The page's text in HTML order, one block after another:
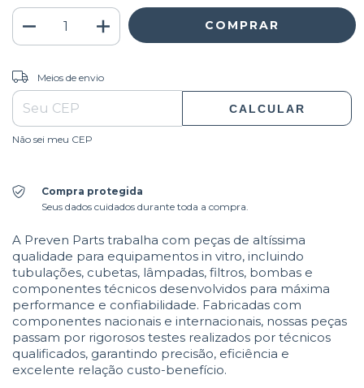
Entregas para o CEP:
Meios de envio
CALCULAR
Não sei meu CEP
Compra protegida
Seus dados cuidados durante toda a compra.
A Preven Parts trabalha com peças de altíssima
qualidade para equipamentos in vitro, incluindo
tubulações, cubetas, lâmpadas, filtros, bombas e
componentes técnicos desenvolvidos para máxima
performance e confiabilidade. Fabricadas com
componentes nacionais e internacionais, nossas peças
passam por rigorosos testes realizados por técnicos
qualificados, garantindo precisão, eficiência e
excelente relação custo-benefício.